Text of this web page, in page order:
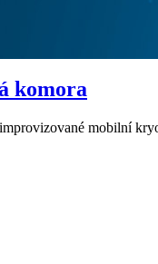
komora
mobilní